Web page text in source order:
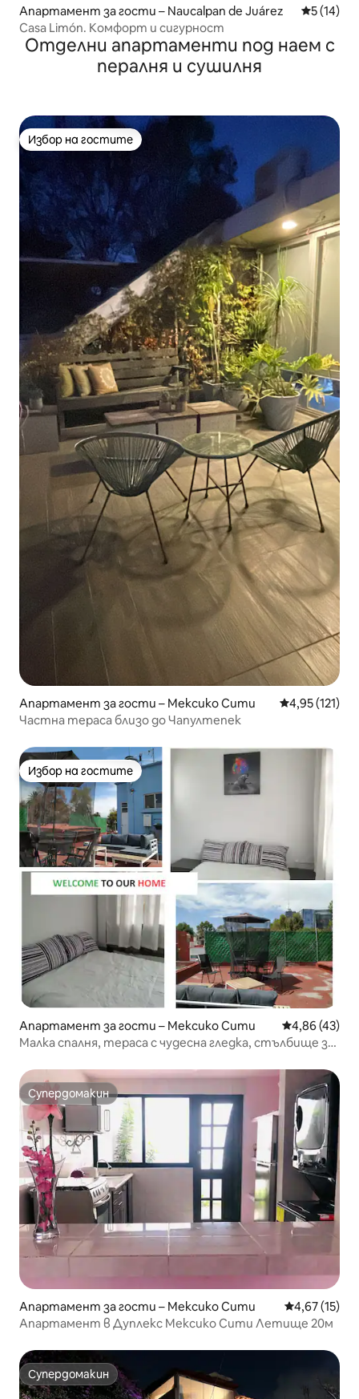
Апартамент за гости – Naucalpan de Juárez Средна
5 (14)
Casa Limón. Комфорт и сигурност
Отделни апартаменти под наем с
пералня и сушилня
Избор на гостите
Избор на гостите
Апартамент за гости – Мексико Сити Средна
4,95 (121)
Частна тераса близо до Чапултепек
Избор на гостите
Избор на гостите
Апартамент за гости – Мексико Сити Средна
4,86 (43)
Малка спалня, тераса с чудесна гледка, стълбище за
Супердомакин
Супердомакин
Апартамент за гости – Мексико Сити Средна
4,67 (15)
Апартамент в Дуплекс Мексико Сити Летище 20м
Супердомакин
Супердомакин